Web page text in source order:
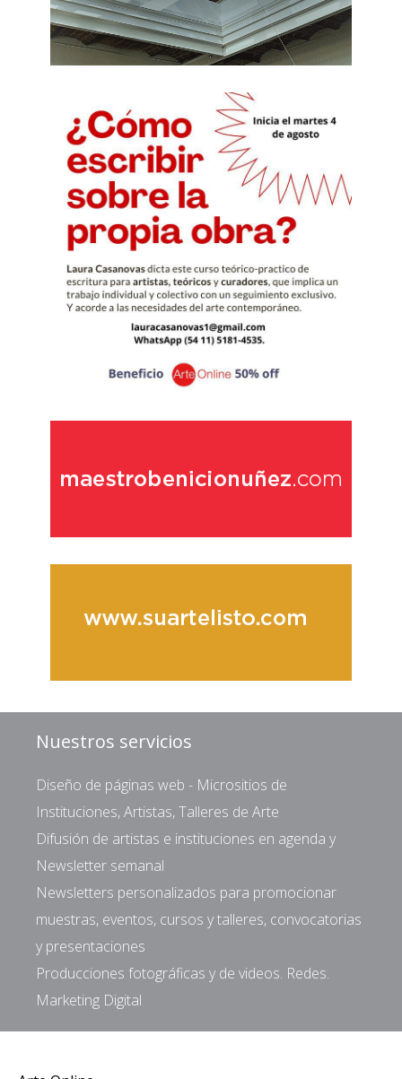
Nuestros servicios
Diseño de páginas web - Micrositios de
Instituciones, Artistas, Talleres de Arte
Difusión de artistas e instituciones en agenda y
Newsletter semanal
Newsletters personalizados para promocionar
muestras, eventos, cursos y talleres, convocatorias
y presentaciones
Producciones fotográficas y de videos. Redes.
Marketing Digital